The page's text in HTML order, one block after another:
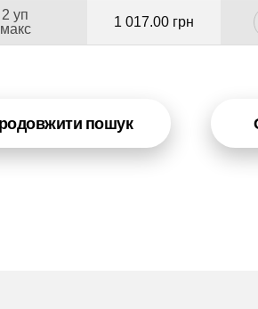
2 уп
макс
1 017.00 грн
пошук